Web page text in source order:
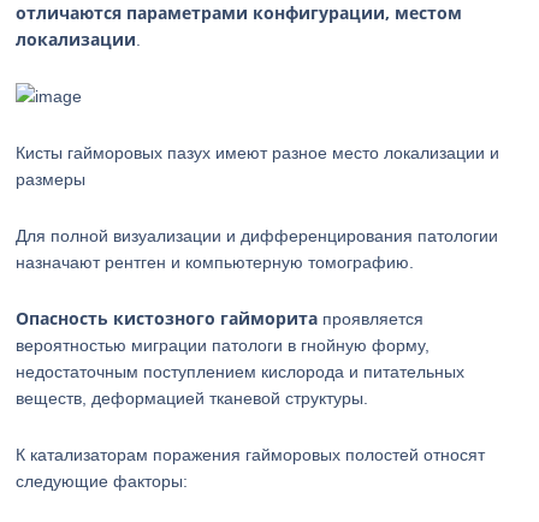
отличаются параметрами конфигурации, местом
локализации
Кисты гайморовых пазух имеют разное место локализации и
размеры
Для полной визуализации и дифференцирования патологии
назначают рентген и компьютерную томографию.
Опасность кистозного гайморита проявляется
вероятностью миграции патологи в гнойную форму,
недостаточным поступлением кислорода и питательных
веществ, деформацией тканевой структуры.
К катализаторам поражения гайморовых полостей относят
следующие факторы: